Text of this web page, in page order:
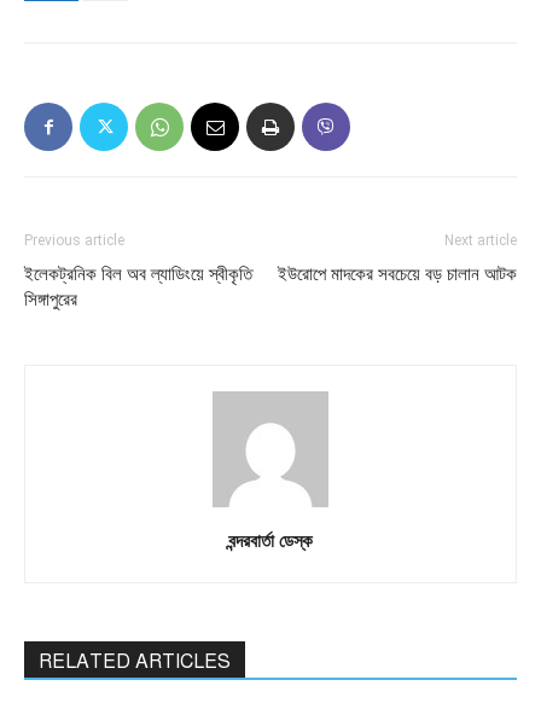
Previous article
ইলেকট্রনিক বিল অব ল্যাডিংয়ে স্বীকৃতি
সিঙ্গাপুরের
Next article
ইউরোপে মাদকের সবচেয়ে বড় চালান আটক
বন্দরবার্তা ডেস্ক
RELATED ARTICLES